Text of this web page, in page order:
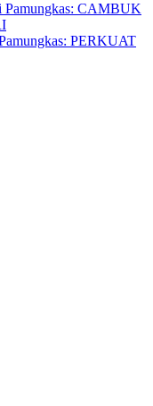
Pamungkas: CAMBUK
PERKUAT